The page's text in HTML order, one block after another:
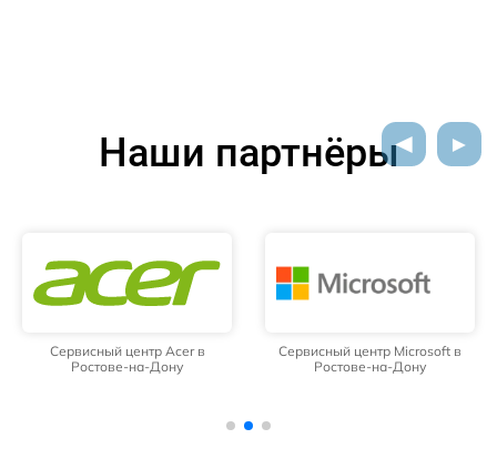
Наши партнёры
Сервисный центр Acer в
Ростове-на-Дону
Сервисный центр Microsoft в
Ростове-на-Дону